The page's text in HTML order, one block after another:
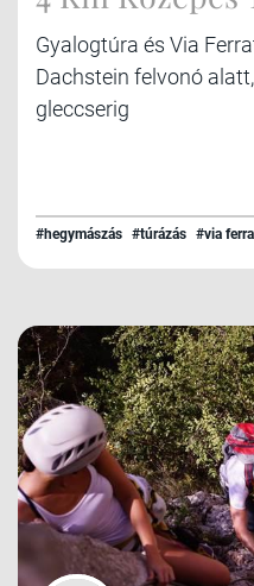
Gyalogtúra és Via
Dachstein felvonó
gleccserig
#hegymászás #túrázás #via